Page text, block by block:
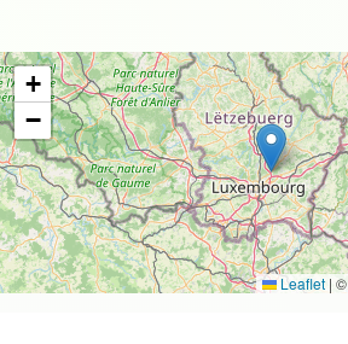
+
−
Leaflet | ©